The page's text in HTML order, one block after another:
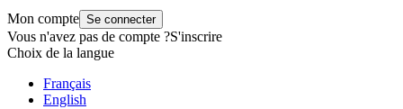
Mon compte Se connecter
Vous n'avez pas de compte ?S'inscrire
Choix de la langue
Français
English